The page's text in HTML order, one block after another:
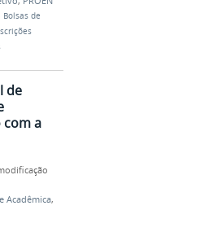
Bolsas de
de
com a
Acadêmica,